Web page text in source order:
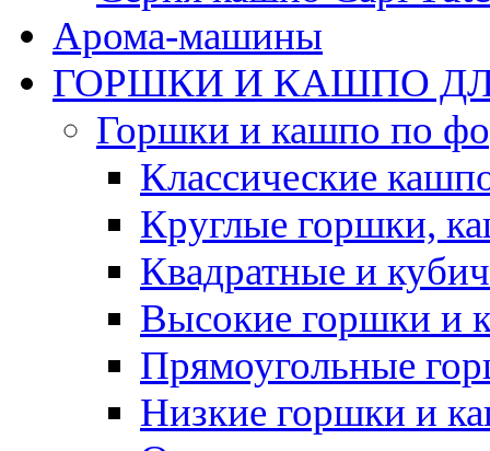
Арома-машины
ГОРШКИ И КАШПО
Горшки и кашпо по
Классические
Круглые горшки,
Квадратные и
Высокие горшки и
Прямоугольные
Низкие горшки и